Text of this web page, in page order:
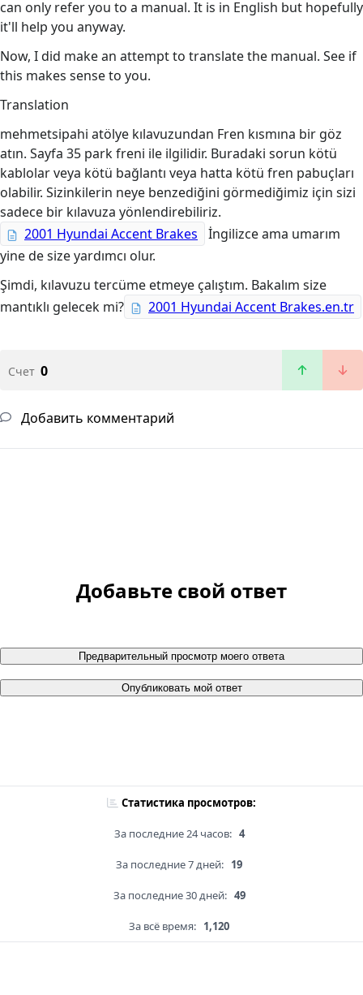
can only refer you to a manual. It is in English but hopefully
it'll help you anyway.
Now, I did make an attempt to translate the manual. See if
this makes sense to you.
Translation
mehmetsipahi atölye kılavuzundan Fren kısmına bir göz
atın. Sayfa 35 park freni ile ilgilidir. Buradaki sorun kötü
kablolar veya kötü bağlantı veya hatta kötü fren pabuçları
olabilir. Sizinkilerin neye benzediğini görmediğimiz için sizi
sadece bir kılavuza yönlendirebiliriz.
2001 Hyundai Accent Brakes
İngilizce ama umarım
yine de size yardımcı olur.
Şimdi, kılavuzu tercüme etmeye çalıştım. Bakalım size
mantıklı gelecek mi?
2001 Hyundai Accent Brakes.en.tr
Счет 0
Добавить комментарий
Добавьте свой ответ
Предварительный просмотр моего ответа
Опубликовать мой ответ
Статистика просмотров:
За последние 24 часов: 4
За последние 7 дней: 19
За последние 30 дней: 49
За всё время: 1,120